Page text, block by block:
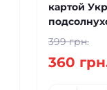
картой
399 грн.
360